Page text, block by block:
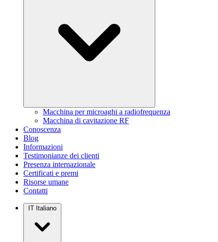
Macchina per microaghi a radiofrequenza
Macchina di cavitazione RF
Conoscenza
Blog
Informazioni
Testimonianze dei clienti
Presenza internazionale
Certificati e premi
Risorse umane
Contatti
IT Italiano